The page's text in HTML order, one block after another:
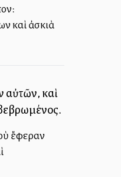
καὶ ἀσκιὰ
αὐτῶν, καὶ
ἔφεραν